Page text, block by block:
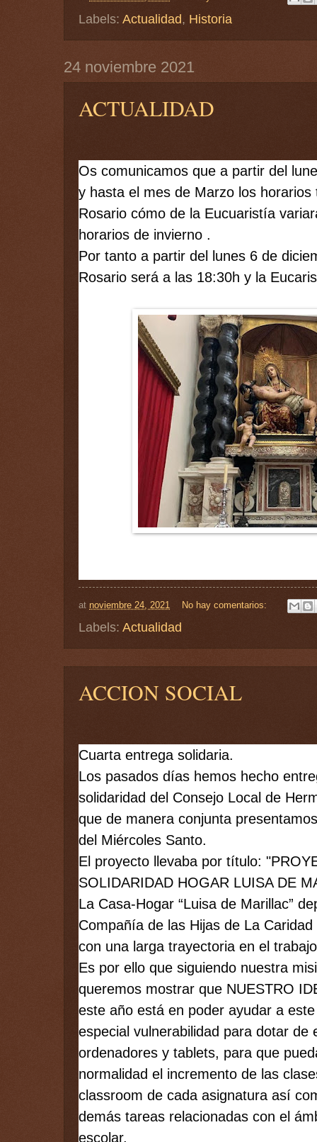
Labels: Actualidad, Historia
24 noviembre 2021
ACTUALIDAD
Os comunicamos que a partir del
y hasta el mes de Marzo los
Rosario cómo de la Eucuaristía
horarios de invierno .
Por tanto a partir del lunes 6 de
Rosario será a las 18:30h y la
at noviembre 24, 2021 No hay comentarios:
Labels: Actualidad
ACCION SOCIAL
Cuarta entrega solidaria.
Los pasados días hemos hecho
solidaridad del Consejo Local de
que de manera conjunta
del Miércoles Santo.
El proyecto llevaba por título:
SOLIDARIDAD HOGAR LUISA DE
La Casa-Hogar “Luisa de Marillac”
Compañía de las Hijas de La
con una larga trayectoria en el
Es por ello que siguiendo nuestra
queremos mostrar que NUESTRO
este año está en poder ayudar a
especial vulnerabilidad para dotar de
ordenadores y tablets, para que
normalidad el incremento de las
classroom de cada asignatura así
demás tareas relacionadas con el
escolar.